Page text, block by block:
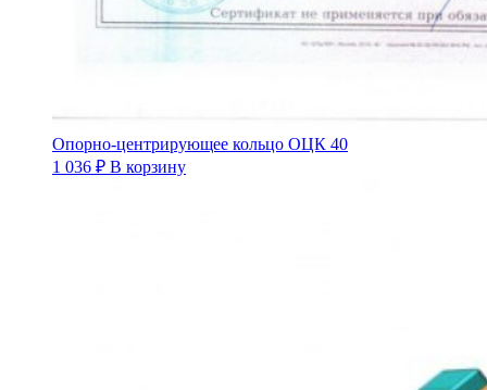
Опорно-центрирующее кольцо ОЦК 40
1 036 ₽ В корзину